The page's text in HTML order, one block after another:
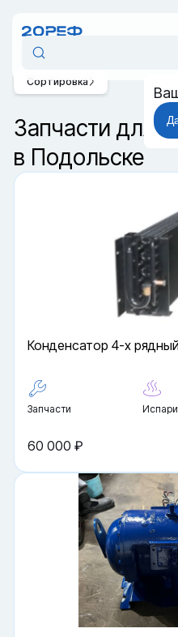
Запчасти для
в Подольске
Сортировка
Конденсатор 4-х
Запчасти
60 000 ₽